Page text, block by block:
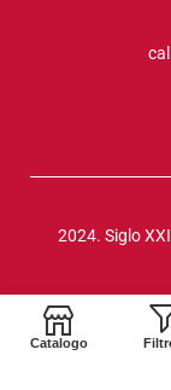
2024. Siglo
Catalogo